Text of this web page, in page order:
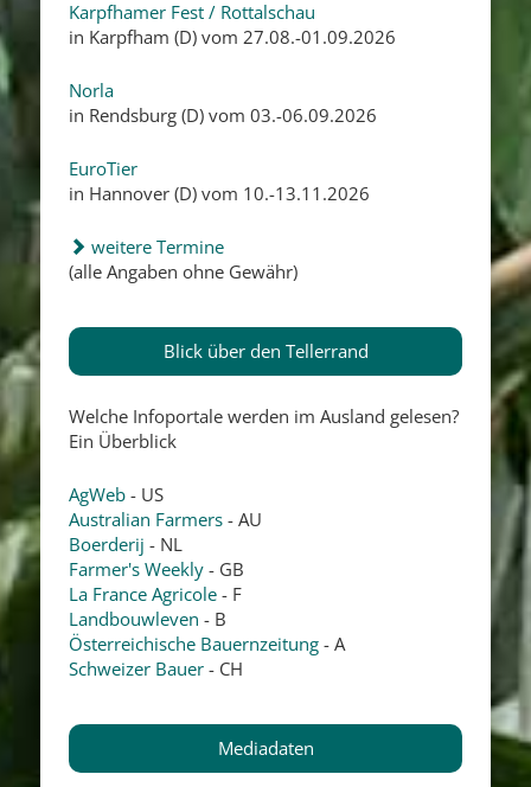
Karpfhamer Fest / Rottalschau
in Karpfham (D) vom 27.08.-01.09.2026
Norla
in Rendsburg (D) vom 03.-06.09.2026
EuroTier
in Hannover (D) vom 10.-13.11.2026
weitere Termine
(alle Angaben ohne Gewähr)
Blick über den Tellerrand
Welche Infoportale werden im Ausland gelesen?
Ein Überblick
AgWeb - US
Australian Farmers - AU
Boerderij - NL
Farmer's Weekly - GB
La France Agricole - F
Landbouwleven - B
Österreichische Bauernzeitung - A
Schweizer Bauer - CH
Mediadaten